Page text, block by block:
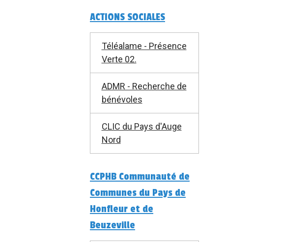
ACTIONS SOCIALES
Téléalame - Présence
Verte 02.
ADMR - Recherche de
bénévoles
CLIC du Pays d'Auge
Nord
CCPHB Communauté de
Communes du Pays de
Honfleur et de
Beuzeville